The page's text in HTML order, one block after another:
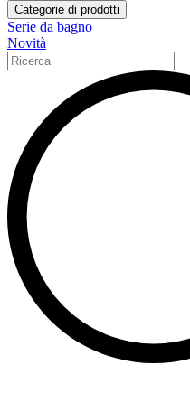
Categorie di prodotti
Serie da bagno
Novità